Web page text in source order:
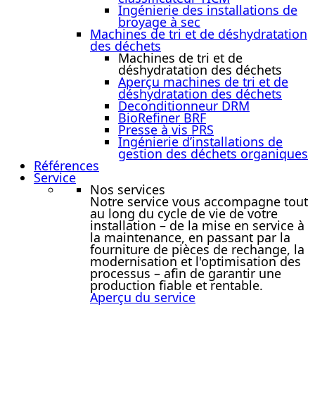
Ingénierie des installations de
broyage à sec
Machines de tri et de déshydratation
des déchets
Machines de tri et de
déshydratation des déchets
Aperçu machines de tri et de
déshydratation des déchets
Deconditionneur DRM
BioRefiner BRF
Presse à vis PRS
Ingénierie d’installations de
gestion des déchets organiques
Références
Service
Nos services
Notre service vous accompagne tout
au long du cycle de vie de votre
installation – de la mise en service à
la maintenance, en passant par la
fourniture de pièces de rechange, la
modernisation et l'optimisation des
processus – afin de garantir une
production fiable et rentable.
Aperçu du service